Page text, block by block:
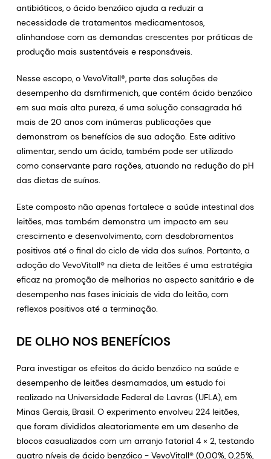
antibióticos, o ácido benzóico ajuda a reduzir a
necessidade de tratamentos medicamentosos,
alinhandose com as demandas crescentes por práticas de
produção mais sustentáveis e responsáveis.
Nesse escopo, o VevoVitall®, parte das soluções de
desempenho da dsmfirmenich, que contém ácido benzóico
em sua mais alta pureza, é uma solução consagrada há
mais de 20 anos com inúmeras publicações que
demonstram os benefícios de sua adoção. Este aditivo
alimentar, sendo um ácido, também pode ser utilizado
como conservante para rações, atuando na redução do pH
das dietas de suínos.
Este composto não apenas fortalece a saúde intestinal dos
leitões, mas também demonstra um impacto em seu
crescimento e desenvolvimento, com desdobramentos
positivos até o final do ciclo de vida dos suínos. Portanto, a
adoção do VevoVitall® na dieta de leitões é uma estratégia
eficaz na promoção de melhorias no aspecto sanitário e de
desempenho nas fases iniciais de vida do leitão, com
reflexos positivos até a terminação.
DE OLHO NOS BENEFÍCIOS
Para investigar os efeitos do ácido benzóico na saúde e
desempenho de leitões desmamados, um estudo foi
realizado na Universidade Federal de Lavras (UFLA), em
Minas Gerais, Brasil. O experimento envolveu 224 leitões,
que foram divididos aleatoriamente em um desenho de
blocos casualizados com um arranjo fatorial 4 × 2, testando
quatro níveis de ácido benzóico - VevoVitall® (0,00%, 0,25%,